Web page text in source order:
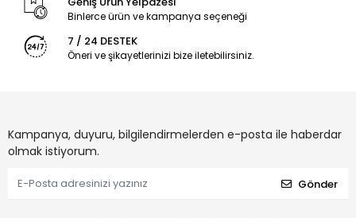
Binlerce ürün ve kampanya seçeneği
7 / 24 DESTEK
Öneri ve şikayetlerinizi bize iletebilirsiniz.
Kampanya, duyuru, bilgilendirmelerden e-posta ile haberdar
olmak istiyorum.
Gönder